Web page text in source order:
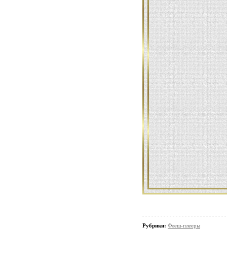
Рубрики: Флеш-плееры